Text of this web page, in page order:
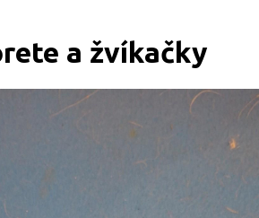
a žvíkačky